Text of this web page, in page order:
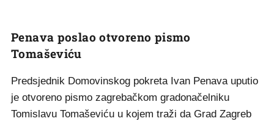
Penava poslao otvoreno pismo
Tomaševiću
Predsjednik Domovinskog pokreta Ivan Penava uputio
je otvoreno pismo zagrebačkom gradonačelniku
Tomislavu Tomaševiću u kojem traži da Grad Zagreb